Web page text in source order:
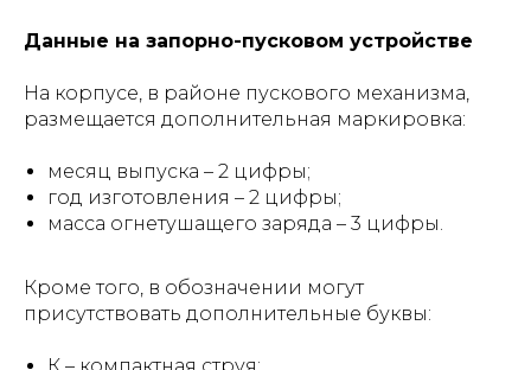
Данные на запорно-пусковом устройстве
На корпусе, в районе пускового механизма,
размещается дополнительная маркировка:
месяц выпуска – 2 цифры;
год изготовления – 2 цифры;
масса огнетушащего заряда – 3 цифры.
Кроме того, в обозначении могут
присутствовать дополнительные буквы: